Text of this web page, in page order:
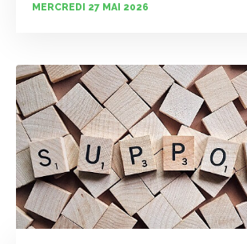
MERCREDI 27 MAI 2026